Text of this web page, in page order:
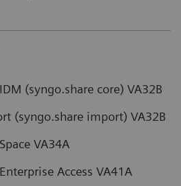
(syngo.share core) VA32B
(syngo.share import) VA32B
VA34A
Access VA41A